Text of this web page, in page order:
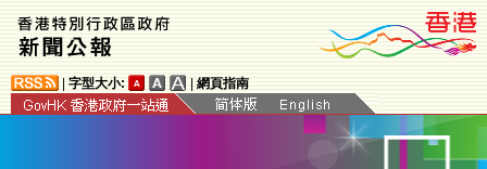
字型大小: 網頁指南